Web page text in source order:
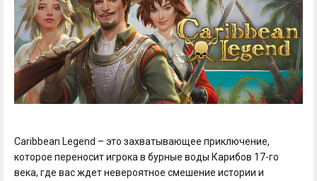
Caribbean Legend – это захватывающее приключение,
которое переносит игрока в бурные воды Карибов 17-го
века, где вас ждет невероятное смешение истории и